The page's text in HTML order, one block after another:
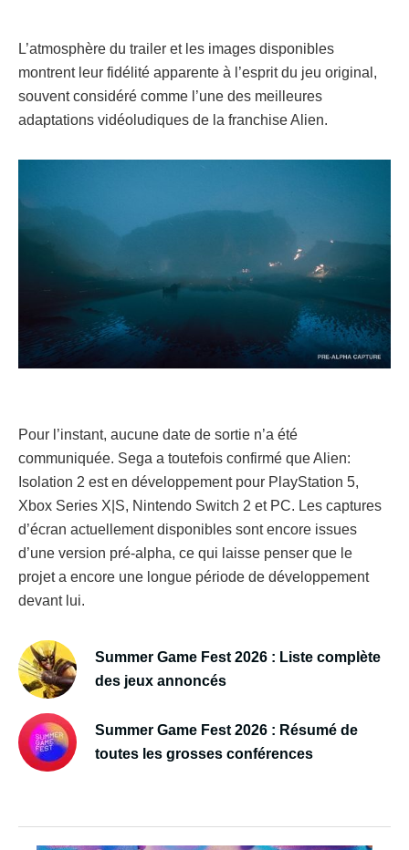
L’atmosphère du trailer et les images disponibles
montrent leur fidélité apparente à l’esprit du jeu original,
souvent considéré comme l’une des meilleures
adaptations vidéoludiques de la franchise Alien.
Pour l’instant, aucune date de sortie n’a été
communiquée. Sega a toutefois confirmé que Alien:
Isolation 2 est en développement pour PlayStation 5,
Xbox Series X|S, Nintendo Switch 2 et PC. Les captures
d’écran actuellement disponibles sont encore issues
d’une version pré-alpha, ce qui laisse penser que le
projet a encore une longue période de développement
devant lui.
Summer Game Fest 2026 : Liste complète
des jeux annoncés
Summer Game Fest 2026 : Résumé de
toutes les grosses conférences